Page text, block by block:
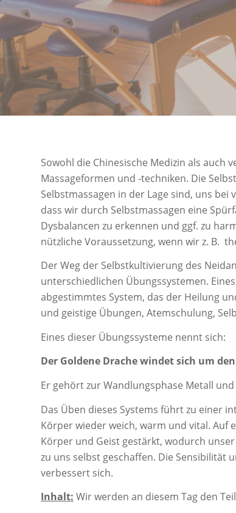
Sowohl die Chinesische Medizin als auch
Massageformen und -techniken. Die
Selbstmassagen in der Lage sind, uns
dass wir durch Selbstmassagen eine
Dysbalancen zu erkennen und ggf. zu
nützliche Voraussetzung, wenn wir z. B.
Der Weg der Selbstkultivierung des
unterschiedlichen Übungssystemen.
abgestimmtes System, das der Heilung
und geistige Übungen, Atemschulung,
Eines dieser Übungssysteme nennt sich:
Der Goldene Drache windet sich um
Er gehört zur Wandlungsphase Metall
Das Üben dieses Systems führt zu einer
Körper wieder weich, warm und vital. Auf
Körper und Geist gestärkt, wodurch
zu uns selbst geschaffen. Die Sensibilität
verbessert sich.
Inhalt: Wir werden an diesem Tag den